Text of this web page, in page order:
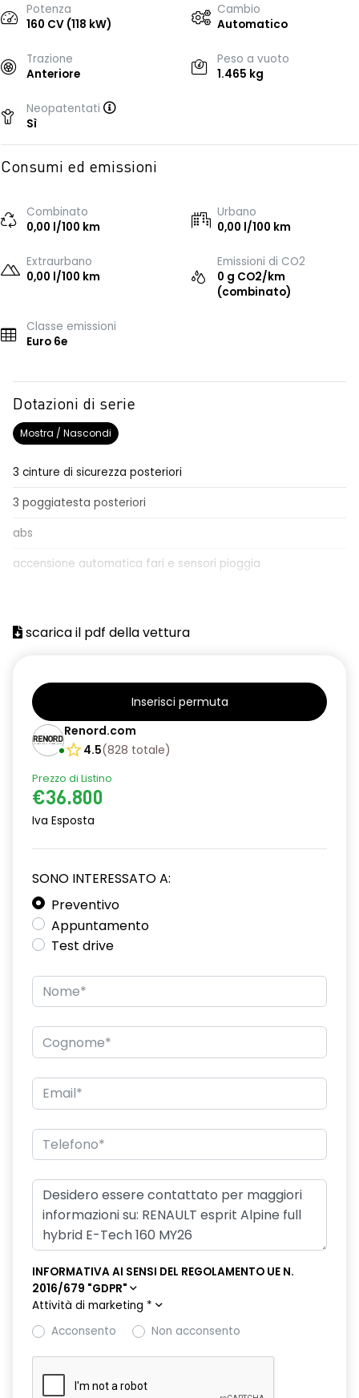
Potenza
160 CV (118 kW)
Cambio
Automatico
Trazione
Anteriore
Peso a vuoto
1.465 kg
Neopatentati
Sì
Consumi ed emissioni
Combinato
0,00 l/100 km
Urbano
0,00 l/100 km
Extraurbano
0,00 l/100 km
Emissioni di CO2
0 g CO2/km
(combinato)
Classe emissioni
Euro 6e
Dotazioni di serie
Mostra / Nascondi
3 cinture di sicurezza posteriori
3 poggiatesta posteriori
abs
accensione automatica fari e sensori pioggia
airbag frontale conducente e passeggero
alzacristalli anteriori elettrici e impulsionali
alzacristalli posteriori elettrici impulsionali
assistenza alla frenata d'emergenza
attacco isofix
avviso cinture di sicurezza allacciate
commutatore airbag frontale passeggero
design esterno specifico esprit Alpine
disattivazione ADAS
doppio fondo bagagliaio
driver display 10''
eCall funzionalità soggetta a copertura di rete;
compatibilità 2G/3G o 4G/5G a seconda del veicolo
emergency lane keep assist assistenza d'emergenza al
mantenimento della corsia
fari posteriori FULL LED 3D con firma luminosa dinamica C-
SHAPE
filtro antipolline
flying consolle
freno di stazionamento elettrico con funzione Auto-Hold
illuminazione interna a LED anteriore e posteriore
scarica il pdf della vettura
Inserisci permuta
Renord.com
4.5(828 totale)
Prezzo di Listino
€36.800
Iva Esposta
SONO INTERESSATO A:
Preventivo
Appuntamento
Test drive
INFORMATIVA AI SENSI DEL REGOLAMENTO UE N.
2016/679 "GDPR"
Attività di marketing *
Acconsento
Non acconsento